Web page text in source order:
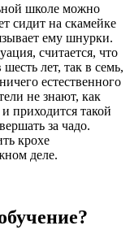
школе можно
сидит на скамейке
ему шнурки.
считается, что
лет, так в семь,
естественного
не знают, как
приходится такой
за чадо.
крохе
деле.